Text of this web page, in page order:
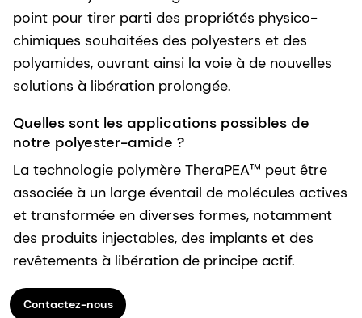
point pour tirer parti des propriétés physico-
chimiques souhaitées des polyesters et des
polyamides, ouvrant ainsi la voie à de nouvelles
solutions à libération prolongée.
Quelles sont les applications possibles de
notre polyester-amide ?
La technologie polymère TheraPEA™ peut être
associée à un large éventail de molécules actives
et transformée en diverses formes, notamment
des produits injectables, des implants et des
revêtements à libération de principe actif.
Contactez-nous